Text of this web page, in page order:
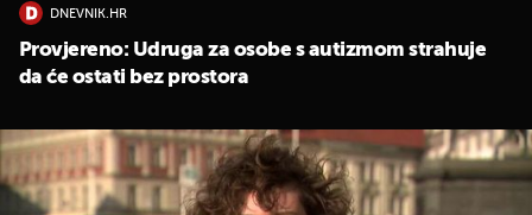
DNEVNIK.HR
Provjereno: Udruga za osobe s autizmom strahuje
da će ostati bez prostora